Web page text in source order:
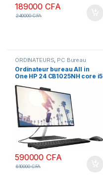
189000CFA
240000CFA
ORDINATEURS PC Bureau
Ordinateur bureau All in
One HP 24 CB1025NH core i5
pouces, non tactile 12ème
génération
590000CFA
610000CFA